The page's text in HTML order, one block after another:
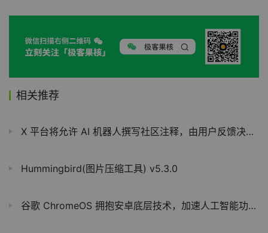
相关推荐
X 平台将允许 AI 机器人撰写社区注释，由用户反馈决定相应内容是否公开展示
Hummingbird(图片压缩工具) v5.3.0
谷歌 ChromeOS 拥抱安卓底层技术，加速人工智能功能开发